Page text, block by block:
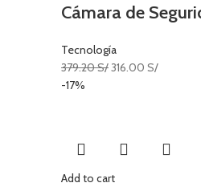
Cámara de
Tecnología
379.20S/316.00 S/
-17%
Add to cart